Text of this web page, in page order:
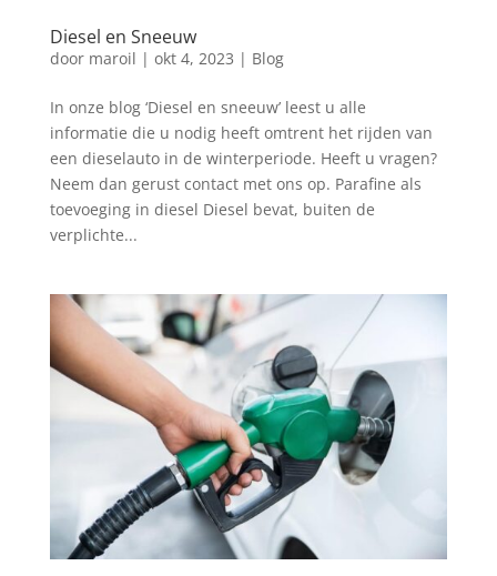
Diesel en Sneeuw
door maroil | okt 4, 2023 | Blog
In onze blog ‘Diesel en sneeuw’ leest u alle
informatie die u nodig heeft omtrent het rijden van
een dieselauto in de winterperiode. Heeft u vragen?
Neem dan gerust contact met ons op. Parafine als
toevoeging in diesel Diesel bevat, buiten de
verplichte...